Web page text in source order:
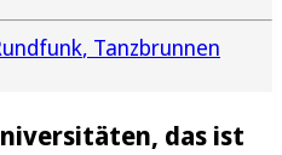
Tanzbrunnen
das ist